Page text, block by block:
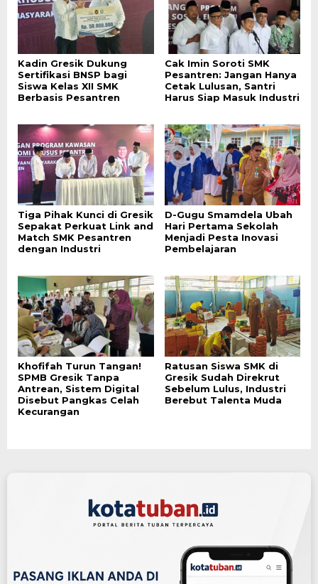
Kadin Gresik Dukung
Sertifikasi BNSP bagi
Siswa Kelas XII SMK
Berbasis Pesantren
Cak Imin Soroti SMK
Pesantren: Jangan Hanya
Cetak Lulusan, Santri
Harus Siap Masuk Industri
Tiga Pihak Kunci di Gresik
Sepakat Perkuat Link and
Match SMK Pesantren
dengan Industri
D-Gugu Smamdela Ubah
Hari Pertama Sekolah
Menjadi Pesta Inovasi
Pembelajaran
Khofifah Turun Tangan!
SPMB Gresik Tanpa
Antrean, Sistem Digital
Disebut Pangkas Celah
Kecurangan
Ratusan Siswa SMK di
Gresik Sudah Direkrut
Sebelum Lulus, Industri
Berebut Talenta Muda